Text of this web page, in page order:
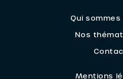
Qui sommes
Nos
Mentions